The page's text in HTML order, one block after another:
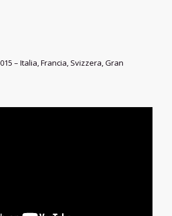
– Italia, Francia, Svizzera, Gran